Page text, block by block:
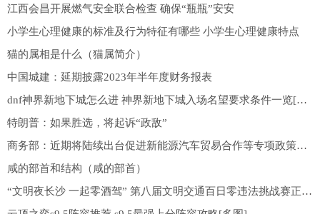
江西会昌开展燃气安全联合检查 确保“瓶瓶”安安
小学生心理健康的标准及行为特征有哪些 小学生心理健康特点
猫的属相是什么（猫属简介）
中国城建：延期披露2023年半年度财务报表
dnf神界新地下城怎么进 神界新地下城入场名望要求条件一览[多图]
特朗普：如果胜选，将起诉“政敌”
商务部：近期将陆续出台促进新能源汽车贸易合作等专项政策措施
咸的部首和结构（咸的部首）
“文明夜长沙 一起零酒驾” 第八届文明交通百日零违法挑战赛正式启动